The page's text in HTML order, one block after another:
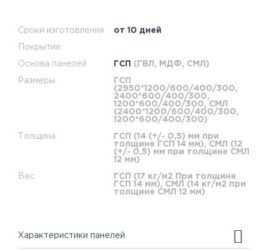
Сроки изготовления от 10 дней
Покрытие
Основа панелей ГСП (ГВЛ, МДФ, СМЛ)
Размеры
ГСП
(2950*1200/600/400/300,
2400*600/400/300,
1200*600/400/300, СМЛ
(2400*1200/600/400/300,
1200*600/400/300)
Толщина
ГСП (14 (+/- 0,5) мм при
толщине ГСП 14 мм), СМЛ (12
(+/- 0,5) мм при толщине СМЛ
12 мм)
Вес
ГСП (17 кг/м2 При толщине
ГСП 14 мм), СМЛ (14 кг/м2 при
толщине СМЛ 12 мм)
Характеристики панелей